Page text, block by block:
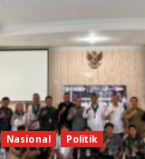
Nasional Politik